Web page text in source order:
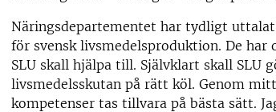
Näringsdepartementet har tydligt
för svensk livsmedelsproduktion. De
SLU skall hjälpa till. Självklart skall SLU
livsmedelsskutan på rätt köl. Genom
kompetenser tas tillvara på bästa sätt.